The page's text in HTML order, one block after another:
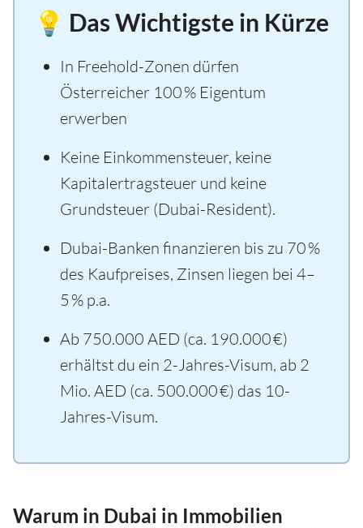
💡 Das Wichtigste in Kürze
In Freehold-Zonen dürfen
Österreicher 100 % Eigentum
erwerben
Keine Einkommensteuer, keine
Kapitalertragsteuer und keine
Grundsteuer (Dubai-Resident).
Dubai-Banken finanzieren bis zu 70 %
des Kaufpreises, Zinsen liegen bei 4–
5 % p.a.
Ab 750.000 AED (ca. 190.000 €)
erhältst du ein 2-Jahres-Visum, ab 2
Mio. AED (ca. 500.000 €) das 10-
Jahres-Visum.
Warum in Dubai in Immobilien